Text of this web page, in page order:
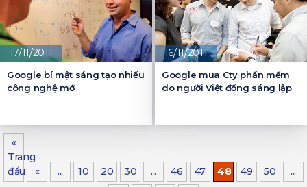
17/11/2011
Google bí mật sáng tạo nhiều
công nghệ mớ
16/11/2011
Google mua Cty phần mềm
do người Việt đồng sáng lập
«
Trang
đầu
« ... 10 20 30 ... 46 47 48 49 50
...